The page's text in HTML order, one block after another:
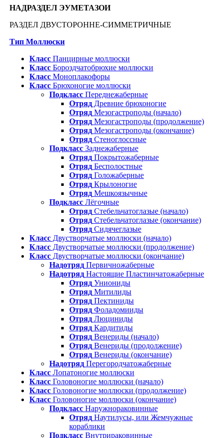
НАДРАЗДЕЛ ЭУМЕТАЗОИ
РАЗДЕЛ ДВУСТОРОННЕ-СИММЕТРИЧНЫЕ
Тип Моллюски
Класс Панцирные моллюски
Класс Бороздчатобрюхие моллюски
Класс Моноплакофоры
Класс Брюхоногие моллюски
Подкласс Переднежаберные
Отряд Древние брюхоногие
Отряд Мезогастроподы (начало)
Отряд Мезогастроподы (продолжение)
Отряд Мезогастроподы (окончание)
Отряд Стеноглоссные
Подкласс Заднежаберные
Отряд Покрытожаберные
Отряд Бесполостные
Отряд Голожаберные
Отряд Крылоногие
Отряд Мешкоязычные
Подкласс Лёгочные
Отряд Стебельчатоглазые (начало)
Отряд Стебельчатоглазые (окончание)
Отряд Сидячеглазые
Класс Двустворчатые моллюски (начало)
Класс Двустворчатые моллюски (продолжение)
Класс Двустворчатые моллюски (окончание)
Надотряд Первичножаберные
Надотряд Настоящие Пластинчатожаберные
Отряд Униониды
Отряд Митилиды
Отряд Пектиниды
Отряд Фоладомииды
Отряд Люциниды
Отряд Кардитиды
Отряд Венериды (начало)
Отряд Венериды (продолжение)
Отряд Венериды (окончание)
Надотряд Перегородчатожаберные
Класс Лопатоногие моллюски
Класс Головоногие моллюски (начало)
Класс Головоногие моллюски (продолжение)
Класс Головоногие моллюски (окончание)
Подкласс Наружнораковинные
Отряд Наутилусы, или Жемчужные
кораблики
Подкласс Внутрираковинные